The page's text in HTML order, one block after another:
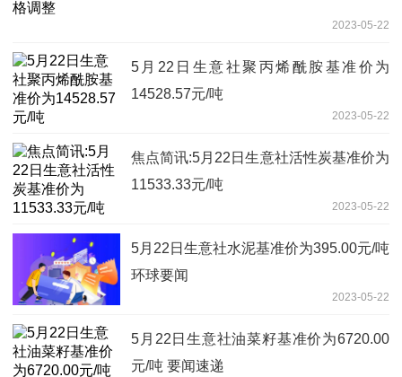
2023-05-22
5月22日生意社聚丙烯酰胺基准价为
14528.57元/吨
2023-05-22
焦点简讯:5月22日生意社活性炭基准价为
11533.33元/吨
2023-05-22
5月22日生意社水泥基准价为395.00元/吨
环球要闻
2023-05-22
5月22日生意社油菜籽基准价为6720.00
元/吨 要闻速递